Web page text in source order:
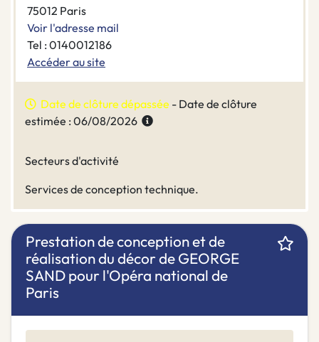
75012 Paris
Voir l'adresse mail
Tel : 0140012186
Accéder au site
Date de clôture dépassée - Date de clôture
estimée : 06/08/2026
Secteurs d'activité
Services de conception technique.
Prestation de conception et de
réalisation du décor de GEORGE
SAND pour l'Opéra national de
Paris